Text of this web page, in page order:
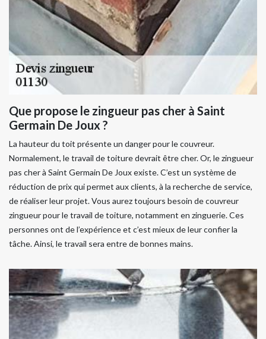
Que propose le zingueur pas cher à Saint
Germain De Joux ?
La hauteur du toit présente un danger pour le couvreur.
Normalement, le travail de toiture devrait être cher. Or, le zingueur
pas cher à Saint Germain De Joux existe. C’est un système de
réduction de prix qui permet aux clients, à la recherche de service,
de réaliser leur projet. Vous aurez toujours besoin de couvreur
zingueur pour le travail de toiture, notamment en zinguerie. Ces
personnes ont de l’expérience et c’est mieux de leur confier la
tâche. Ainsi, le travail sera entre de bonnes mains.